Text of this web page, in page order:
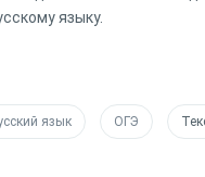
языку.
язык ОГЭ